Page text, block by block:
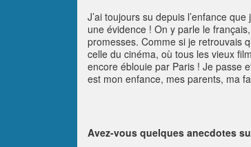
J’ai toujours su depuis l’enfance
une évidence ! On y parle le
promesses. Comme si je retrouvais
celle du cinéma, où tous les vieux
encore éblouie par Paris ! Je passe
est mon enfance, mes parents, ma
Avez-vous quelques anecdotes